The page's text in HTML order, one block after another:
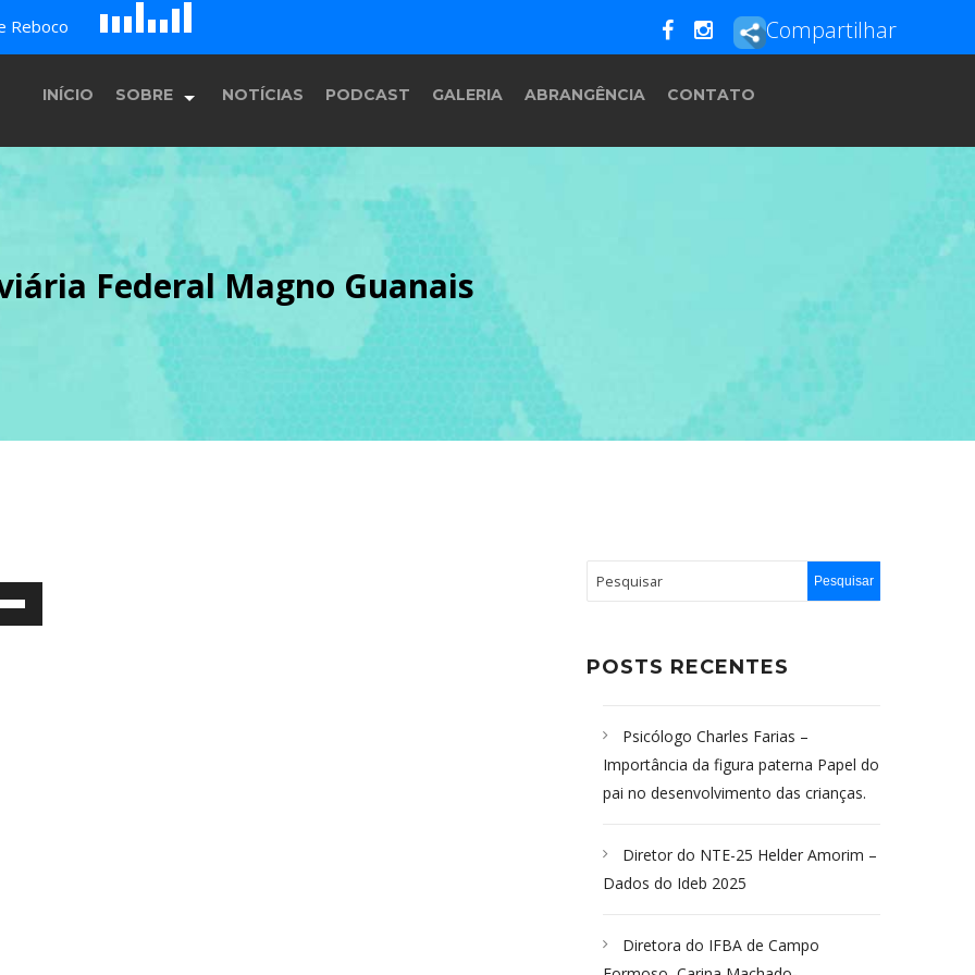
Reboco
A B c DE F G Compartilhar
INÍCIO SOBRE
História
Equipe
Programação
NOTÍCIAS PODCAST GALERIA ABRANGÊNCIA CONTATO
Federal Magno Guanais
POSTS RECENTES
Psicólogo Charles Farias –
Importância da figura paterna Papel do
pai no desenvolvimento das crianças.
Diretor do NTE-25 Helder Amorim –
Dados do Ideb 2025
Diretora do IFBA de Campo